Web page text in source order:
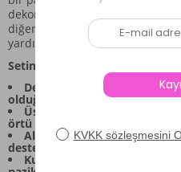
dekorasyonlara kolayca uyum
diğer parçalarla bile uyumlu bir
yardımcı olur.
Setin Öne Çıkan Özellikleri:
Desen ve Renk:** Pembe ve
olduğu canlı ekose desen,
Üst Parça:** Uzun kollu
örtü hissi verir ve rahat bir
Alt Parça:** Esnek beli ve
desteklenen rahat bir yapı
Kumaş Hissi:** Yumuşak